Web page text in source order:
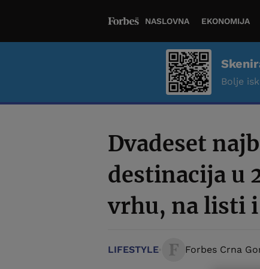
NASLOVNA EKONOMIJA
Bolje
Dvadeset
destinacija u
vrhu, na listi
LIFESTYLE Forbes Crna